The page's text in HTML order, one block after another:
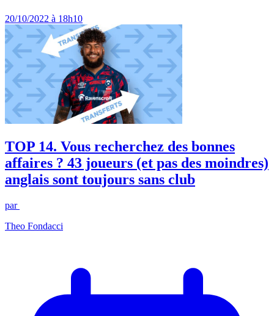
20/10/2022 à 18h10
TOP 14. Vous recherchez des bonnes
affaires ? 43 joueurs (et pas des moindres)
anglais sont toujours sans club
par
Theo Fondacci